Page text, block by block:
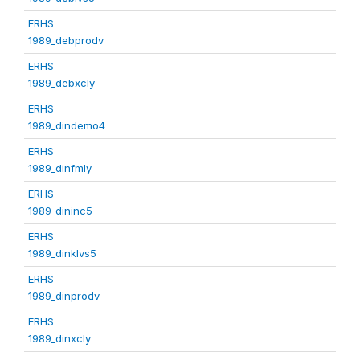
ERHS
1989_debprodv
ERHS
1989_debxcly
ERHS
1989_dindemo4
ERHS
1989_dinfmly
ERHS
1989_dininc5
ERHS
1989_dinklvs5
ERHS
1989_dinprodv
ERHS
1989_dinxcly